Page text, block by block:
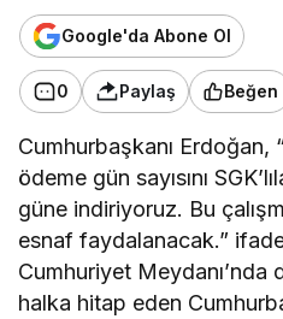
Google'da Abone Ol
0 Paylaş Beğen
Cumhurbaşkanı Erdoğan,
ödeme gün sayısını
güne indiriyoruz. Bu
esnaf faydalanacak.”
Cumhuriyet Meydanı’nda
halka hitap eden